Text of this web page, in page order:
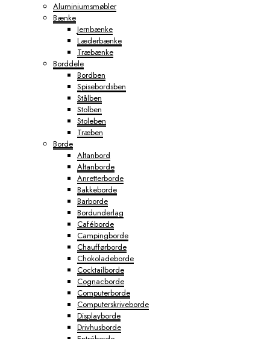
Aluminiumsmøbler
Bænke
Jernbænke
Læderbænke
Træbænke
Borddele
Bordben
Spisebordsben
Stålben
Stolben
Stoleben
Træben
Borde
Altanbord
Altanborde
Anretterborde
Bakkeborde
Barborde
Bordunderlag
Caféborde
Campingborde
Chaufførborde
Chokoladeborde
Cocktailborde
Cognacborde
Computerborde
Computerskriveborde
Displayborde
Drivhusborde